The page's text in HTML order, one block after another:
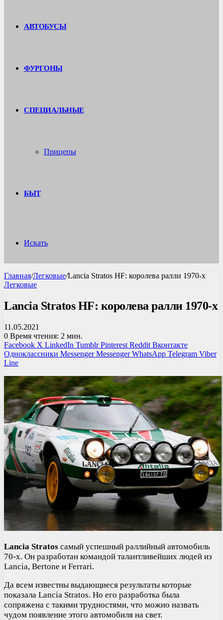
АВТОБУСЫ
ФУРГОНЫ
СПЕЦИАЛЬНЫЕ
Прицепы
БЫТ
Искать
Главная/Легковые/Lancia Stratos HF: королева ралли 1970-х
Легковые
Lancia Stratos HF: королева ралли 1970-х
11.05.2021
0 Время чтения: 2 мин.
Facebook X LinkedIn Tumblr Pinterest Reddit Вконтакте
Одноклассники Messenger Messenger WhatsApp Telegram Viber
Line
Lancia Stratos самый успешный раллийный автомобиль
70-х. Он разработан командой талантливейших людей из
Lancia, Bertone и Ferrari.
Да всем известны выдающиеся результаты которые
показала Lancia Stratos. Но его разработка была
сопряжена с такими трудностями, что можно назвать
чудом появление этого автомобиля на свет.